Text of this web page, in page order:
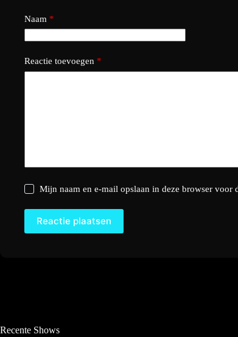
Naam *
Reactie toevoegen *
Mijn naam en e-mail opslaan in deze browser voor
Reactie plaatsen
Recente Shows